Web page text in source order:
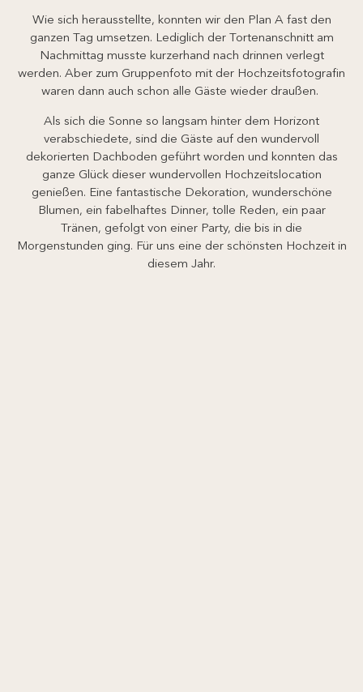
Wie sich herausstellte, konnten wir den Plan A fast den
ganzen Tag umsetzen. Lediglich der Tortenanschnitt am
Nachmittag musste kurzerhand nach drinnen verlegt
werden. Aber zum Gruppenfoto mit der Hochzeitsfotografin
waren dann auch schon alle Gäste wieder draußen.
Als sich die Sonne so langsam hinter dem Horizont
verabschiedete, sind die Gäste auf den wundervoll
dekorierten Dachboden geführt worden und konnten das
ganze Glück dieser wundervollen Hochzeitslocation
genießen. Eine fantastische Dekoration, wunderschöne
Blumen, ein fabelhaftes Dinner, tolle Reden, ein paar
Tränen, gefolgt von einer Party, die bis in die
Morgenstunden ging. Für uns eine der schönsten Hochzeit in
diesem Jahr.